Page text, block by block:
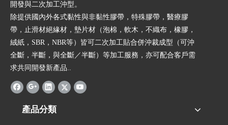
開發與二次加工沖型。
除提供國內外各式黏性與非黏性膠帶，特殊膠帶，醫療膠
帶，止滑材絕緣材，墊片材（泡棉，軟木，不織布，橡膠，
絨紙，SBR，NBR等）皆可二次加工貼合併沖裁成型（可沖
全斷，半斷，與全斷／半斷）等加工服務，亦可配合客戶需
求共同開發新產品..
產品分類